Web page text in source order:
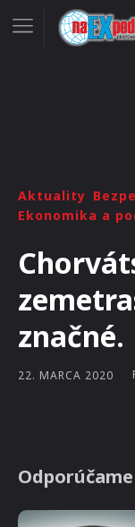
Aktuality
Ekonomika a
značné.
22. MARCA 2020